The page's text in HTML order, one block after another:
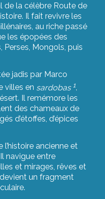
de la célèbre Route de
Il fait revivre les
au riche passé
les épopées des
Perses, Mongols, puis
jadis par Marco
villes en sardobas 1,
Il remémore les
des chameaux de
d’étoffes, d’épices
l’histoire ancienne et
navigue entre
et mirages, rêves et
un fragment